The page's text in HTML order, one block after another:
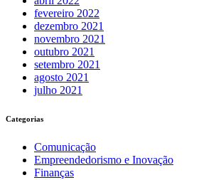
fevereiro 2022
dezembro 2021
novembro 2021
outubro 2021
setembro 2021
agosto 2021
julho 2021
Categorias
Comunicação
Empreendedorismo e Inovação
Finanças